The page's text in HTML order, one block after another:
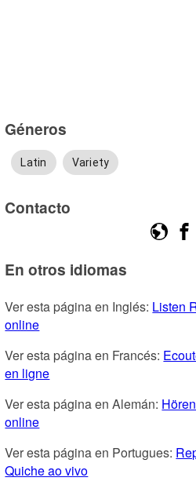
Géneros
Latin Variety
Contacto
En otros idiomas
Ver esta página en Inglés: Listen
online
Ver esta página en Francés:
en ligne
Ver esta página en Alemán:
online
Ver esta página en Portugues:
Quiche ao vivo